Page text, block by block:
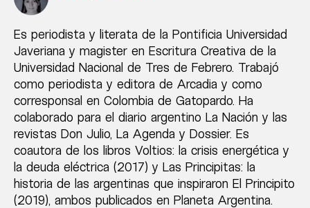
Es periodista y literata de la Pontificia Universidad
Javeriana y magister en Escritura Creativa de la
Universidad Nacional de Tres de Febrero. Trabajó
como periodista y editora de Arcadia y como
corresponsal en Colombia de Gatopardo. Ha
colaborado para el diario argentino La Nación y las
revistas Don Julio, La Agenda y Dossier. Es
coautora de los libros Voltios: la crisis energética y
la deuda eléctrica (2017) y Las Principitas: la
historia de las argentinas que inspiraron El Principito
(2019), ambos publicados en Planeta Argentina.